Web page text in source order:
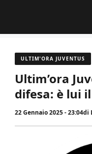
contenuto
ULTIM'ORA JUVENTUS
Ultim’ora
difesa: è lui
22 Gennaio 2025 - 23:04di